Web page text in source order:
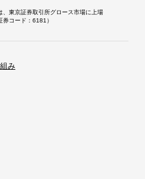
、東京証券取引所グロース市場に上場
券コード：6181）
み